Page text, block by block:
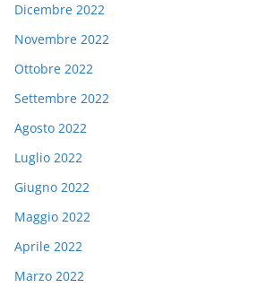
Dicembre 2022
Novembre 2022
Ottobre 2022
Settembre 2022
Agosto 2022
Luglio 2022
Giugno 2022
Maggio 2022
Aprile 2022
Marzo 2022